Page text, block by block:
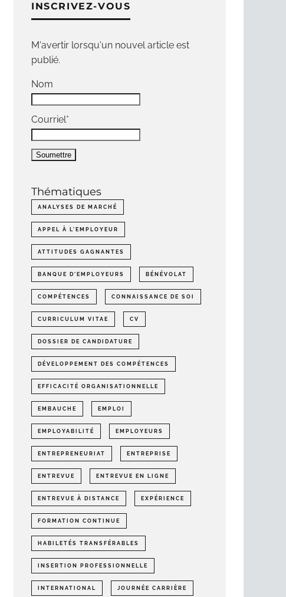
INSCRIVEZ-VOUS
M'avertir lorsqu'un nouvel article est
publié.
Nom
Courriel*
Thématiques
ANALYSES DE MARCHÉ
APPEL À L'EMPLOYEUR
ATTITUDES GAGNANTES
BANQUE D'EMPLOYEURS BÉNÉVOLAT
COMPÉTENCES CONNAISSANCE DE SOI
CURRICULUM VITAE CV
DOSSIER DE CANDIDATURE
DÉVELOPPEMENT DES COMPÉTENCES
EFFICACITÉ ORGANISATIONNELLE
EMBAUCHE EMPLOI
EMPLOYABILITÉ EMPLOYEURS
ENTREPRENEURIAT ENTREPRISE
ENTREVUE ENTREVUE EN LIGNE
ENTREVUE À DISTANCE EXPÉRIENCE
FORMATION CONTINUE
HABILETÉS TRANSFÉRABLES
INSERTION PROFESSIONNELLE
INTERNATIONAL JOURNÉE CARRIÈRE